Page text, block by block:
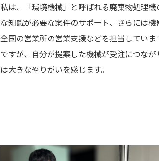
私は、「環境機械」と呼ばれる廃棄物処理
な知識が必要な案件のサポート、さらには機
全国の営業所の営業支援などを担当してい
ですが、自分が提案した機械が受注につな
は大きなやりがいを感じます。